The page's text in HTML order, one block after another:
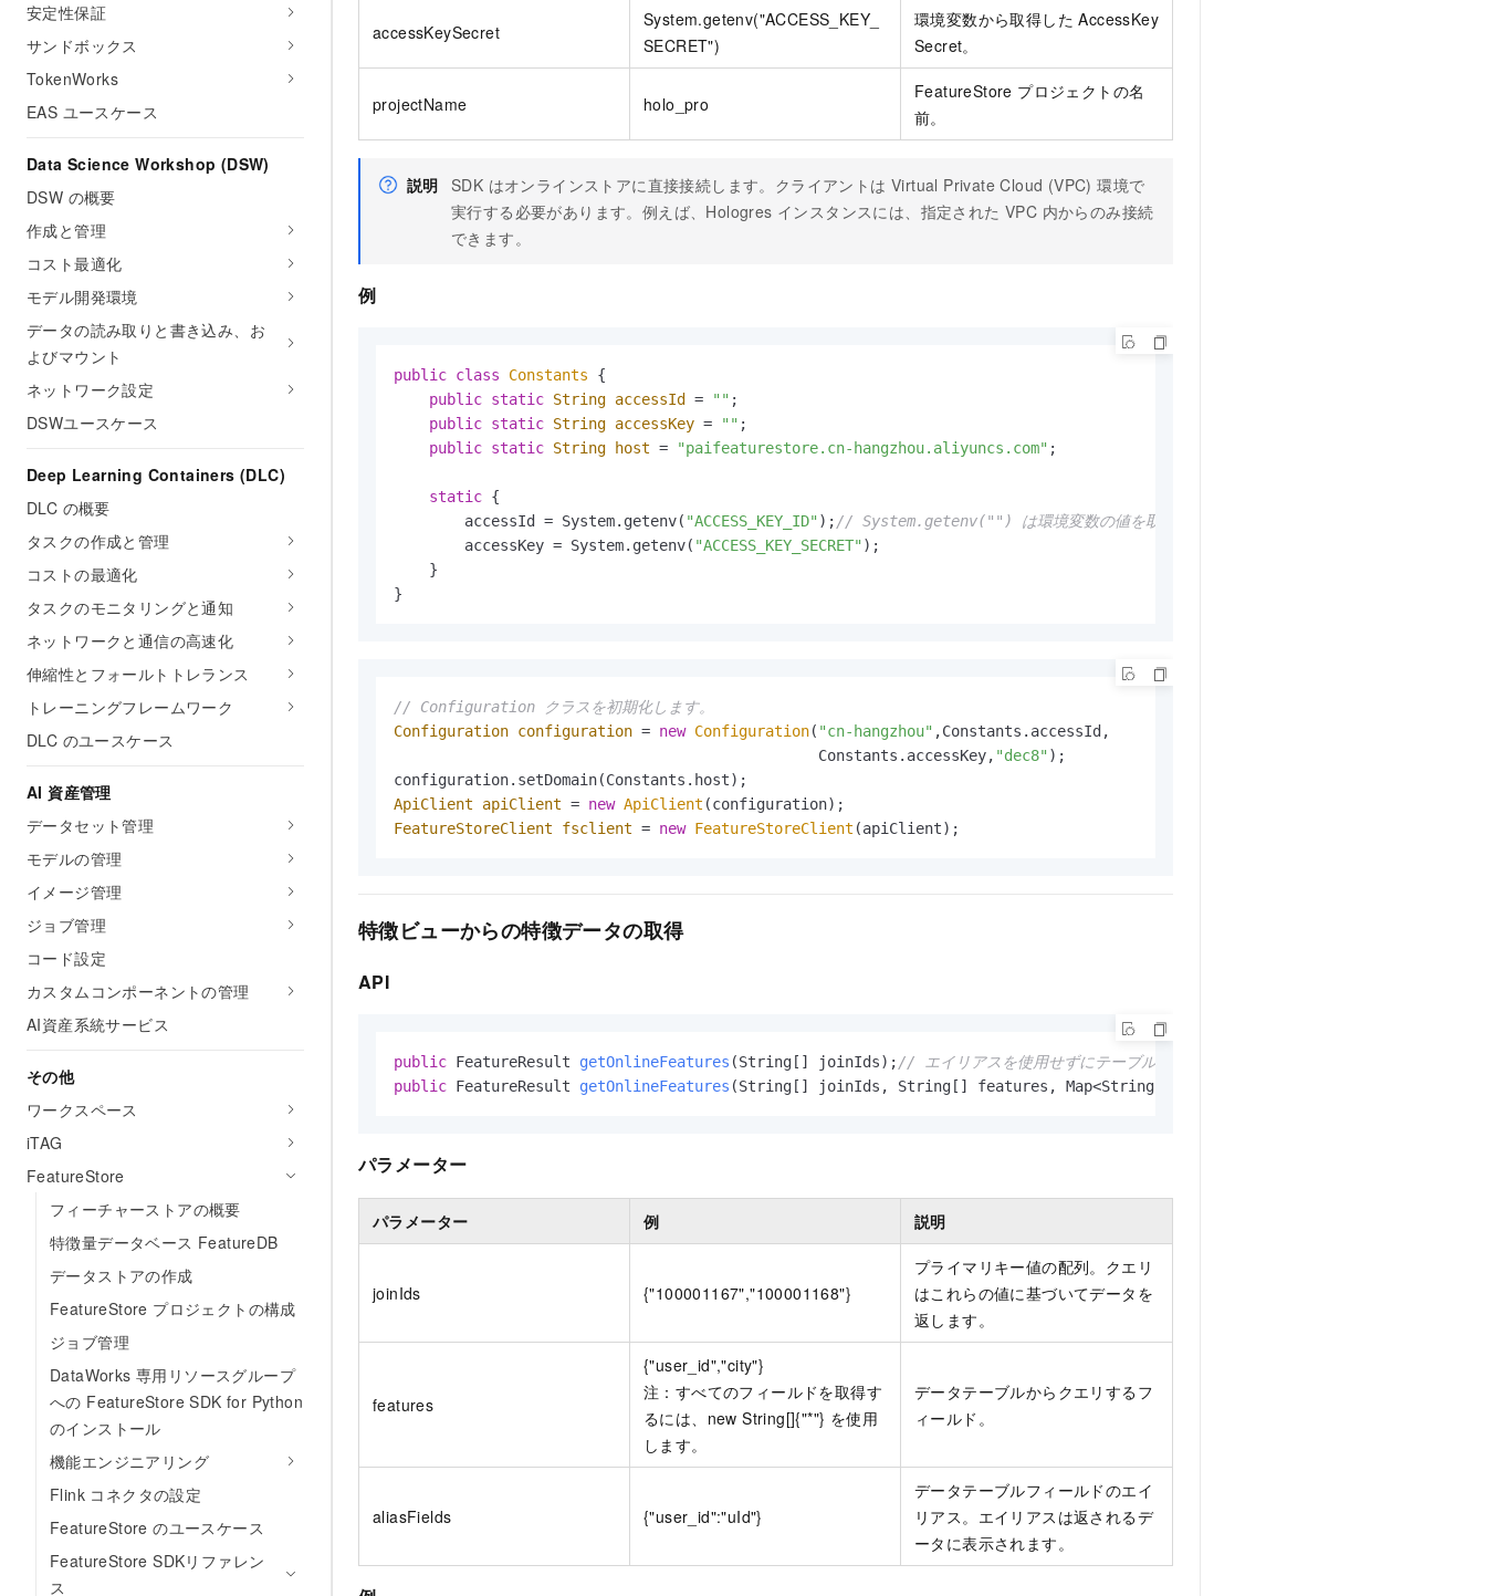
安定性保証
サンドボックス
TokenWorks
EAS ユースケース
Data Science Workshop (DSW)
DSW の概要
作成と管理
コスト最適化
モデル開発環境
データの読み取りと書き込み、お
よびマウント
ネットワーク設定
DSWユースケース
Deep Learning Containers (DLC)
DLC の概要
タスクの作成と管理
コストの最適化
タスクのモニタリングと通知
ネットワークと通信の高速化
伸縮性とフォールトトレランス
トレーニングフレームワーク
DLC のユースケース
AI 資産管理
データセット管理
モデルの管理
イメージ管理
ジョブ管理
コード設定
カスタムコンポーネントの管理
AI資産系統サービス
その他
ワークスペース
iTAG
FeatureStore
フィーチャーストアの概要
特徴量データベース FeatureDB
データストアの作成
FeatureStore プロジェクトの構成
ジョブ管理
DataWorks 専用リソースグループ
への FeatureStore SDK for Python
のインストール
機能エンジニアリング
Flink コネクタの設定
FeatureStore のユースケース
FeatureStore SDKリファレン
ス
accessKeySecret
System.getenv("ACCESS_KEY_
SECRET")
環境変数から取得した AccessKey
Secret。
projectName holo_pro
FeatureStore プロジェクトの名
前。
説明 SDK はオンラインストアに直接接続します。クライアントは Virtual Private Cloud (VPC) 環境で
実行する必要があります。例えば、Hologres インスタンスには、指定された VPC 内からのみ接続
できます。
例
public class Constants {
public static String accessId = "" ;
public static String accessKey = "" ;
public static String host = "paifeaturestore.cn-hangzhou.aliyuncs.com" ;
static {
        accessId = System.getenv(
"ACCESS_KEY_ID" );// System.getenv("") は環境変数の値を取得します。
        accessKey = System.getenv(
"ACCESS_KEY_SECRET" );
    }
}
// Configuration クラスを初期化します。
Configuration configuration = new Configuration( "cn-hangzhou" ,Constants.accessId,
                                                Constants.accessKey,
"dec8" );
ApiClient
apiClient = new ApiClient
FeatureStoreClient
fsclient = new FeatureStoreClient (apiClient);
特徴ビューからの特徴データの取得
API
public FeatureResult getOnlineFeatures (String[] joinIds) ;// エイリアスを使用せずにテーブル全体をクエリします。
public FeatureResult getOnlineFeatures (String[] joinIds, String[] features, Map<String, String> aliasFields)
パラメーター
パラメーター 例 説明
joinIds {"100001167","100001168"}
プライマリキー値の配列。クエリ
はこれらの値に基づいてデータを
返します。
features
{"user_id","city"}
注：すべてのフィールドを取得す
るには、new String[]{"*"} を使用
します。
データテーブルからクエリするフ
ィールド。
aliasFields {"user_id":"uId"}
データテーブルフィールドのエイ
リアス。エイリアスは返されるデ
ータに表示されます。